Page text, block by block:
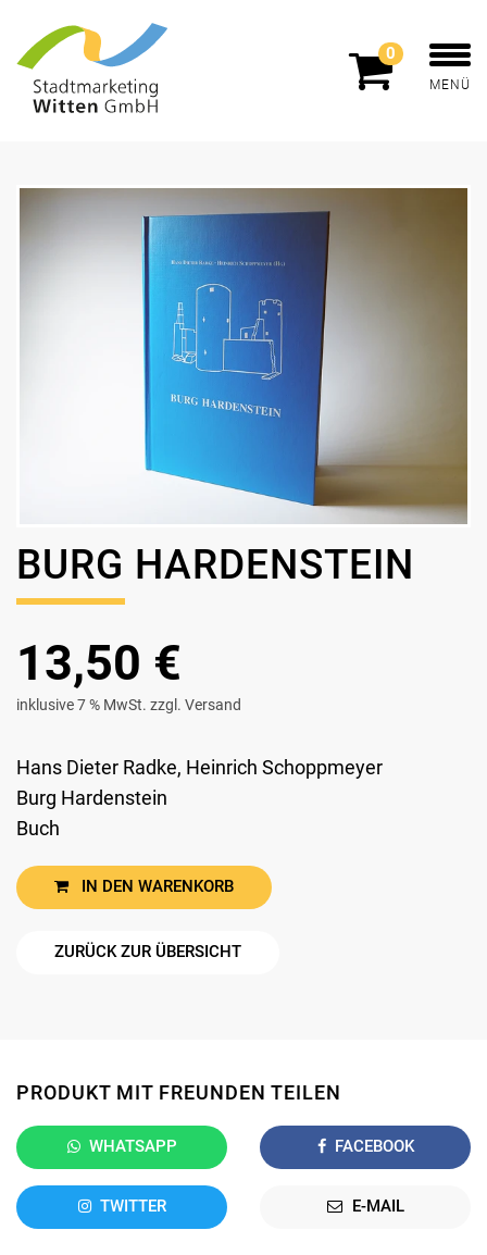
0
MENÜ
BURG HARDENSTEIN
13,50 €
inklusive 7 % MwSt. zzgl. Versand
Hans Dieter Radke, Heinrich Schoppmeyer
Burg Hardenstein
Buch
IN DEN WARENKORB
ZURÜCK ZUR ÜBERSICHT
PRODUKT MIT FREUNDEN TEILEN
WHATSAPP FACEBOOK
TWITTER E-MAIL